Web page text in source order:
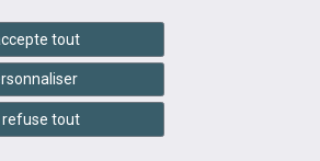
en ligne
ÉVÉNEMENTS
tout
refuse tout